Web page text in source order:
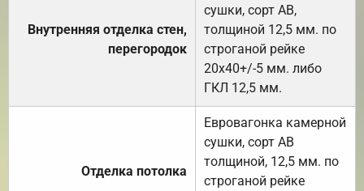
Внутренняя отделка стен,
перегородок
сушки, сорт АВ,
толщиной 12,5 мм. по
строганой рейке
20х40+/-5 мм. либо
ГКЛ 12,5 мм.
Отделка потолка
Евровагонка камерной
сушки, сорт АВ
толщиной, 12,5 мм. по
строганой рейке